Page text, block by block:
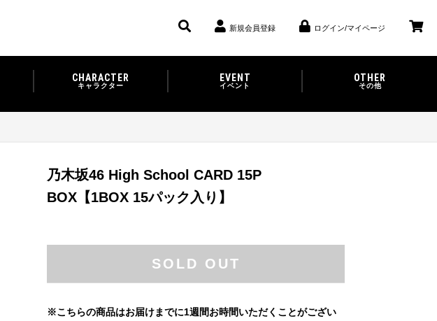
新規会員登録 ログイン/マイページ
CHARACTER
キャラクター
EVENT
イベント
OTHER
その他
乃木坂46 High School CARD 15P
BOX【1BOX 15パック入り】
SOLD OUT
※こちらの商品はお届けまでに1週間お時間いただくことがござい